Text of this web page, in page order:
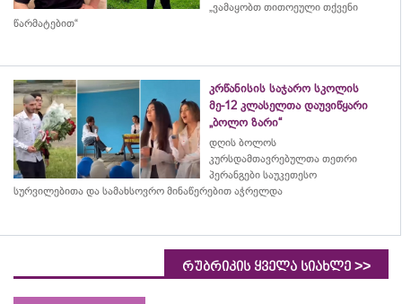
„ვამაყობთ თითოეული თქვენი
წარმატებით“
კრწანისის საჯარო სკოლის
მე-12 კლასელთა დაუვიწყარი
„ბოლო ზარი“
დღის ბოლოს
კურსდამთავრებულთა თეთრი
პერანგები საუკეთესო
სურვილებითა და სამახსოვრო მინაწერებით აჭრელდა
რუბრიკის ყველა სიახლე >>